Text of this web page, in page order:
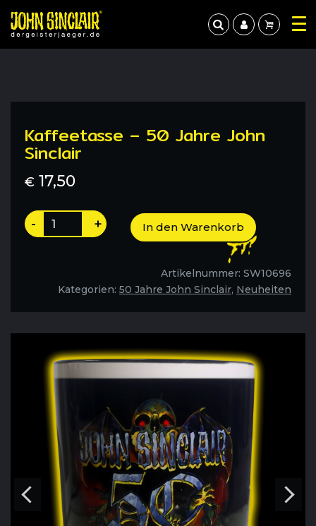
Kaffeetasse – 50 Jahre John
Sinclair
€ 17,50
Kaffeetasse
-
Menge
- + In den Warenkorb
Artikelnummer: SW10696
Kategorien: 50 Jahre John Sinclair, Neuheiten